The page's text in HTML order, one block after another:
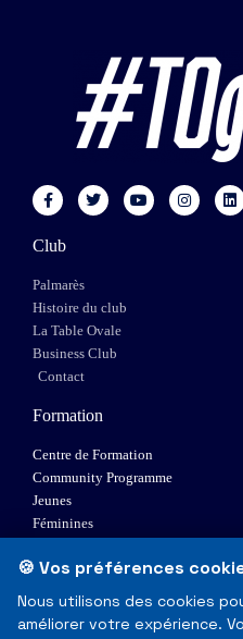
Club
Palmarès
Histoire du club
La Table Ovale
Business Club
Contact
Formation
Centre de Formation
Community Programme
Jeunes
Féminines
Elite 1
🍪 Vos préférences
Nous utilisons des cookies
améliorer votre expérience.